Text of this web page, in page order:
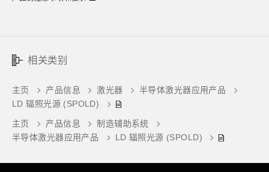
相关类别
主页 产品信息 激光器
半导体激光器应用产品
LD 辐照光源 (SPOLD)
主页 产品信息
制造辅助系统
半导体激光器应用产品
LD 辐照光源 (SPOLD)